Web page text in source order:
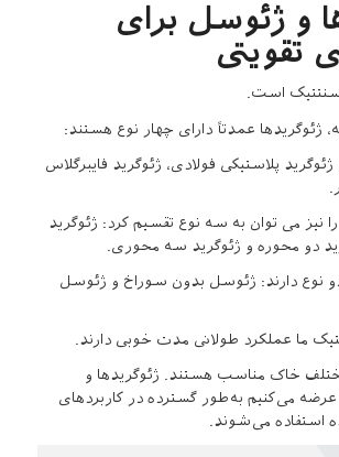
و ژئوسل برای
تقویتی
است.
ژئوگریدها عمدتاً دارای چهار نوع هستند:
ژئوگرید پلاستیکی فولادی، ژئوگرید فایبرگلاس
نیز می توان به سه نوع تقسیم کرد: ژئوگرید
دو محوره و ژئوگرید سه محوری.
نوع دارند: ژئوسل بدون سوراخ و ژئوسل
ما عملکرد طولانی مدت خوبی دارند.
خاک مناسب هستند. ژئوگریدها و
می‌کنیم به‌طور گسترده در کاربردهای
استفاده می‌شوند.